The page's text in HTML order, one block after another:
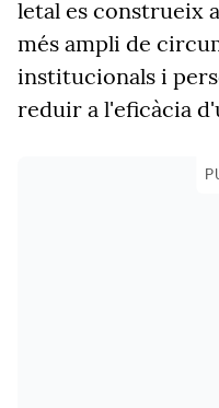
letal es construeix
més ampli de
institucionals i
reduir a l'eficàcia